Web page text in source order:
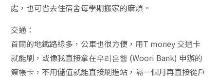
處，也可省去住宿舍每學期搬家的麻煩。
交通：
首爾的地鐵路線多，公車也很方便，用T money 交通卡
就能刷，或像我直接拿在우리은행 (Woori Bank) 申辦的
簽帳卡，不用儲值就能直接刷進站，隔一個月再直接從戶